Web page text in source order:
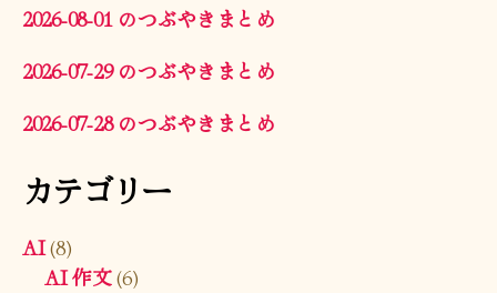
2026-08-01 のつぶやきまとめ
2026-07-29 のつぶやきまとめ
2026-07-28 のつぶやきまとめ
カテゴリー
AI(8)
AI 作文(6)